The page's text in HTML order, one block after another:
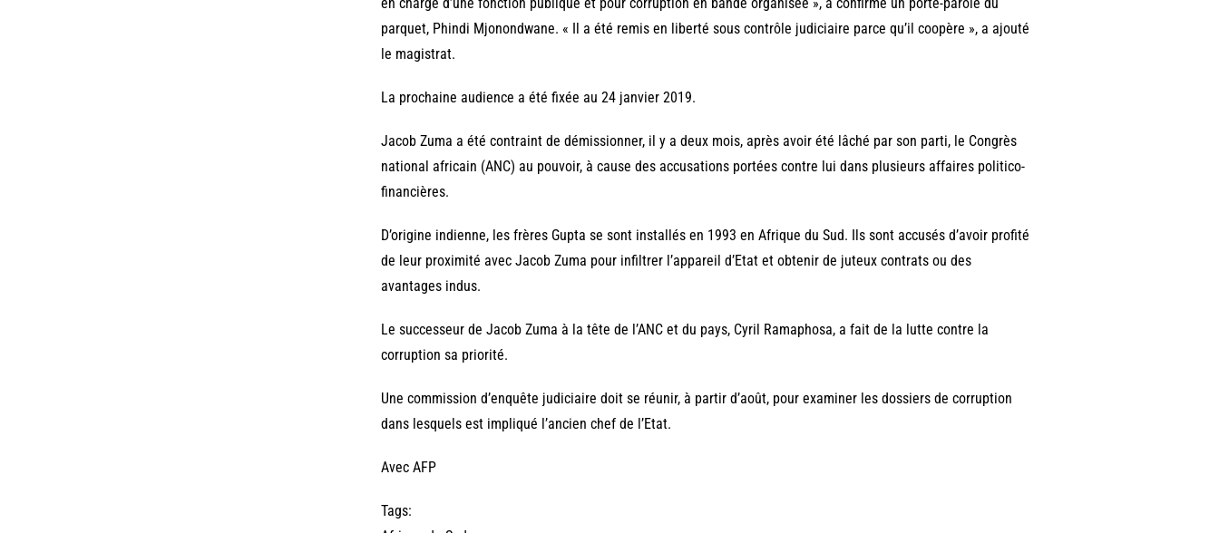
parquet, Phindi Mjonondwane. « Il a été remis en liberté sous contrôle judiciaire parce qu’il coopère », a ajouté
le magistrat.
La prochaine audience a été fixée au 24 janvier 2019.
Jacob Zuma a été contraint de démissionner, il y a deux mois, après avoir été lâché par son parti, le Congrès
national africain (ANC) au pouvoir, à cause des accusations portées contre lui dans plusieurs affaires politico-
financières.
D’origine indienne, les frères Gupta se sont installés en 1993 en Afrique du Sud. Ils sont accusés d’avoir profité
de leur proximité avec Jacob Zuma pour infiltrer l’appareil d’Etat et obtenir de juteux contrats ou des
avantages indus.
Le successeur de Jacob Zuma à la tête de l’ANC et du pays, Cyril Ramaphosa, a fait de la lutte contre la
corruption sa priorité.
Une commission d’enquête judiciaire doit se réunir, à partir d’août, pour examiner les dossiers de corruption
dans lesquels est impliqué l’ancien chef de l’Etat.
Avec AFP
Tags: